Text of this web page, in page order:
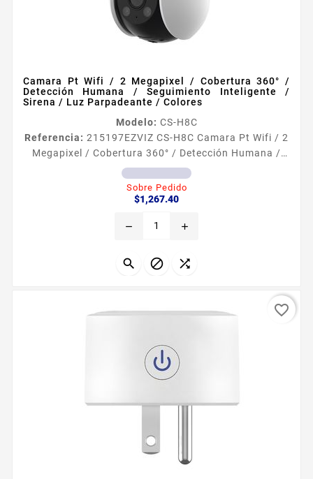
Camara Pt Wifi / 2 Megapixel / Cobertura 360° /
Detección Humana / Seguimiento Inteligente /
Sirena / Luz Parpadeante / Colores
Modelo: CS-H8C
Referencia: 215197EZVIZ CS-H8C Camara Pt Wifi / 2
Megapixel / Cobertura 360° / Detección Humana /
Seguimiento Inteligente / Sirena / Luz Parpadeante /
Colores Caracteriacutesticas principales
Resolucioacuten 2 Megapixel 1920 x 1080 Lente 4mm
Movimiento Pan 350deg Tild 80deg IR hasta 30m
dos viacuteas dWDR 3DDNR...
Sobre Pedido
$1,267.40Precio
remove add
  
favorite_border